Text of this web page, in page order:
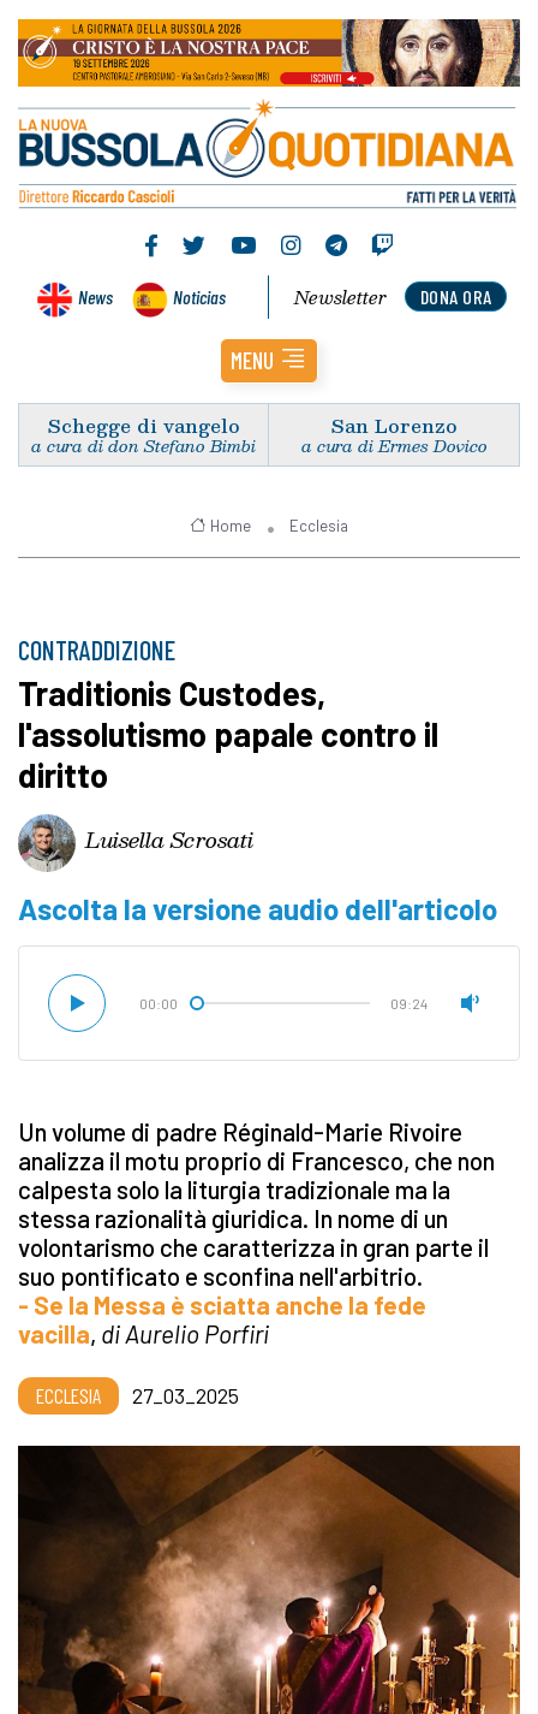
News Noticias DONA ORA
Newsletter
MENU
Schegge di vangelo
a cura di don Stefano Bimbi
San Lorenzo
a cura di Ermes Dovico
Home Ecclesia
CONTRADDIZIONE
Traditionis Custodes,
l'assolutismo papale contro il
diritto
Luisella Scrosati
Ascolta la versione audio dell'articolo
00:00 09:24
Un volume di padre Réginald-Marie Rivoire
analizza il motu proprio di Francesco, che non
calpesta solo la liturgia tradizionale ma la
stessa razionalità giuridica. In nome di un
volontarismo che caratterizza in gran parte il
suo pontificato e sconfina nell'arbitrio.
- Se la Messa è sciatta anche la fede
vacilla, di Aurelio Porfiri
ECCLESIA 27_03_2025